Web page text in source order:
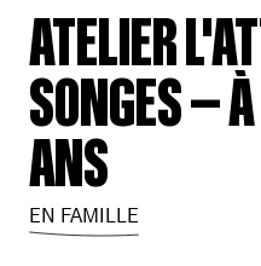
ATELIER
SONGES —
ANS
EN FAMILLE